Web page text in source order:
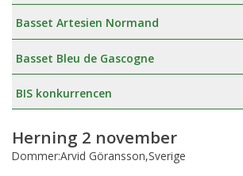
Basset Artesien Normand
Basset Bleu de Gascogne
BIS konkurrencen
Herning 2 november
Dommer:Arvid Göransson,Sverige